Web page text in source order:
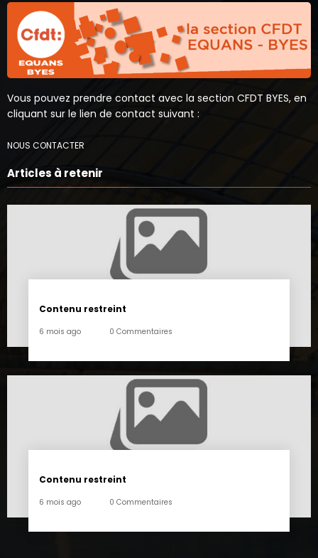
Vous pouvez prendre contact avec la section CFDT BYES, en
cliquant sur le lien de contact suivant :
NOUS CONTACTER
Articles à retenir
Contenu restreint
6 mois ago 0 Commentaires
Contenu restreint
6 mois ago 0 Commentaires